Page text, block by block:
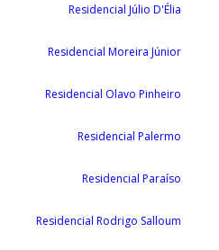
Residencial Júlio D'Élia
Residencial Moreira Júnior
Residencial Olavo Pinheiro
Residencial Palermo
Residencial Paraíso
Residencial Rodrigo Salloum